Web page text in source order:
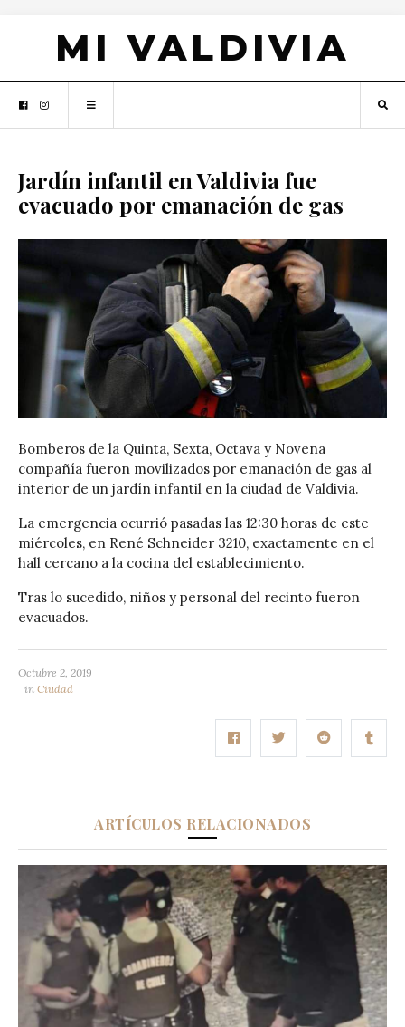
MI VALDIVIA
Jardín infantil en Valdivia fue
evacuado por emanación de gas
Bomberos de la Quinta, Sexta, Octava y Novena
compañía fueron movilizados por emanación de gas al
interior de un jardín infantil en la ciudad de Valdivia.
La emergencia ocurrió pasadas las 12:30 horas de este
miércoles, en René Schneider 3210, exactamente en el
hall cercano a la cocina del establecimiento.
Tras lo sucedido, niños y personal del recinto fueron
evacuados.
Octubre 2, 2019
in Ciudad
ARTÍCULOS RELACIONADOS